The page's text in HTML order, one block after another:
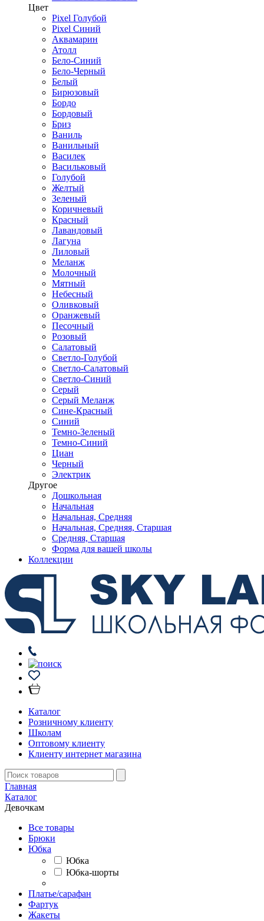
Цвет
Pixel Голубой
Pixel Синий
Аквамарин
Атолл
Бело-Синий
Бело-Черный
Белый
Бирюзовый
Бордо
Бордовый
Бриз
Ваниль
Ванильный
Василек
Васильковый
Голубой
Желтый
Зеленый
Коричневый
Красный
Лавандовый
Лагуна
Лиловый
Меланж
Молочный
Мятный
Небесный
Оливковый
Оранжевый
Песочный
Розовый
Салатовый
Светло-Голубой
Светло-Салатовый
Светло-Синий
Серый
Серый Меланж
Сине-Красный
Синий
Темно-Зеленый
Темно-Синий
Циан
Черный
Электрик
Другое
Дошкольная
Начальная
Начальная, Средняя
Начальная, Средняя, Старшая
Средняя, Старшая
Форма для вашей школы
Коллекции
Каталог
Розничному клиенту
Школам
Оптовому клиенту
Клиенту интернет магазина
Главная
Каталог
Девочкам
Все товары
Брюки
Юбка
Юбка
Юбка-шорты
Платье/сарафан
Фартук
Жакеты